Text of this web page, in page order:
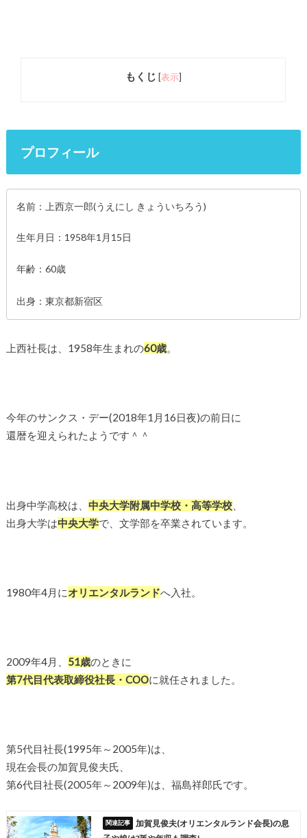
もくじ [表示]
プロフィール
名前：上西京一郎(うえにし きょういちろう)
生年月日：1958年1月15日
年齢：60歳
出身：東京都新宿区
上西社長は、1958年生まれの60歳。
今年のサンクス・デー(2018年1月16日夜)の前日に
還暦を迎えられたようです＾＾
出身中学高校は、 中央大学附属中学校・高等学校、
出身大学は中央大学で、文学部を卒業されています。
1980年4月にオリエンタルランドへ入社。
2009年4月、 51歳のときに
第7代目代表取締役社長・COOに就任されました。
第5代目社長(1995年～2005年)は、
現在会長の加賀見俊夫氏、
第6代目社長(2005年～2009年)は、福島祥郎氏です。
加賀見俊夫(オリエンタルランド会長)の息